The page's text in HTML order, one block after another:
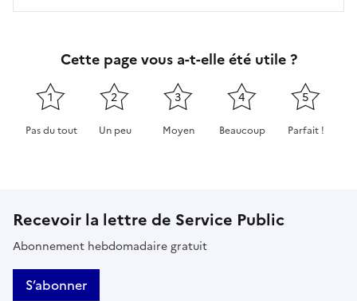
Cette page vous a-t-elle été utile ?
1
Pas du tout
2
Un peu
3
Moyen
4
Beaucoup
5
Parfait !
Recevoir la lettre de Service Public
Abonnement hebdomadaire gratuit
S’abonner